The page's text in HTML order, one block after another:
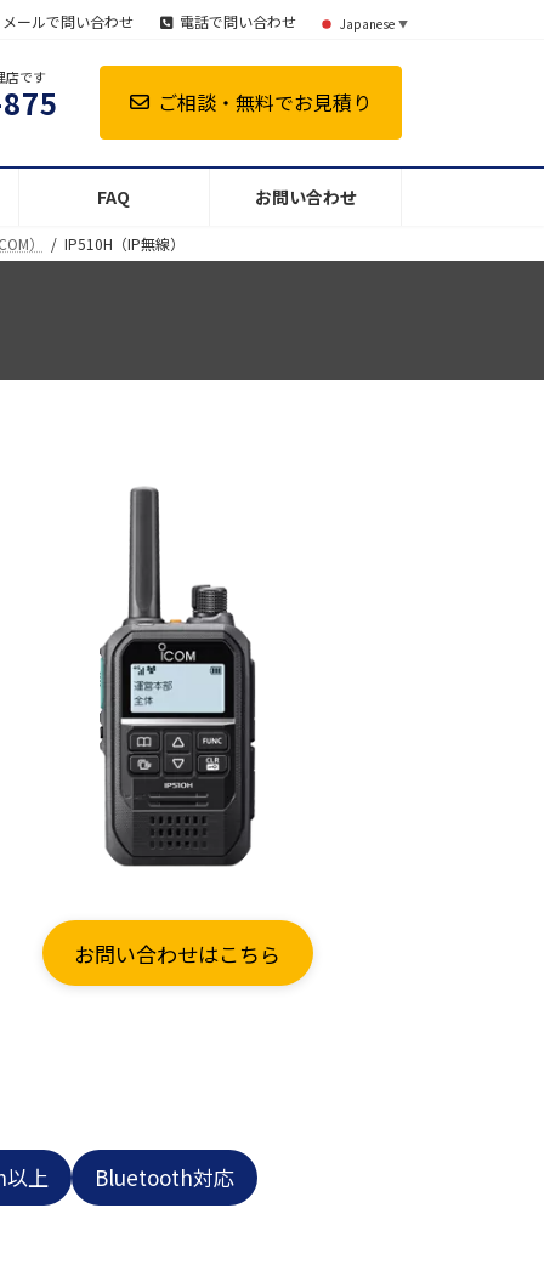
メールで問い合わせ 電話で問い合わせ Japanese ▼
店です
ご相談・無料でお見積り
FAQ お問い合わせ
） IP510H（IP無線）
お問い合わせはこちら
以上 Bluetooth対応